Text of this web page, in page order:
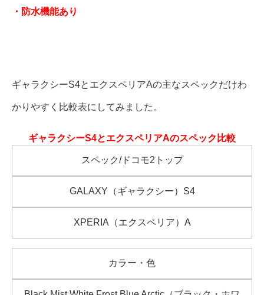
・防水機能あり
ギャラクシーS4とエクスペリアAの主なスペックだけわ
かりやすく比較表にしてみました。
ギャラクシーS4とエクスペリアAのスペック比較
スペック/ドコモ2トップ
GALAXY（ギャラクシー）S4
XPERIA（エクスペリア）A
カラー・色